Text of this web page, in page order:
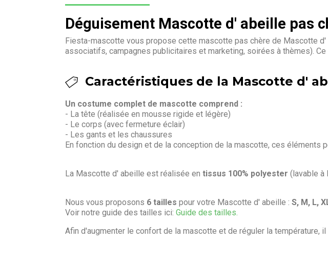
Déguisement Mascotte d' abeille pas
Fiesta-mascotte vous propose cette mascotte pas chère de Mascotte
associatifs, campagnes publicitaires et marketing, soirées à thèmes).
Caractéristiques de la Mascotte d'
Un costume complet de mascotte comprend :
- La tête (réalisée en mousse rigide et légère)
- Le corps (avec fermeture éclair)
- Les gants et les chaussures
En fonction du design et de la conception de la mascotte, ces éléments
La Mascotte d' abeille est réalisée en tissus 100% polyester (lavable à
Nous vous proposons 6 tailles pour votre Mascotte d' abeille : S, M, L,
Voir notre guide des tailles ici: Guide des tailles.
Afin d'augmenter le confort de la mascotte et de réguler la température,